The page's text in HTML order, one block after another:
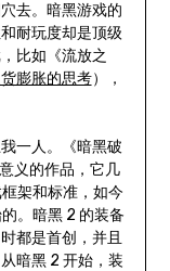
去。暗黑游戏的
耐玩度却是顶级
比如《流放之
膨胀的思考），
一人。《暗黑破
义的作品，它几
架和标准，如今
。暗黑 2 的装备
都是首创，并且
暗黑 2 开始，装